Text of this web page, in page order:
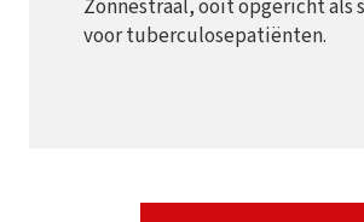
Zonnestraal, ooit opgericht als
voor tuberculosepatiënten.